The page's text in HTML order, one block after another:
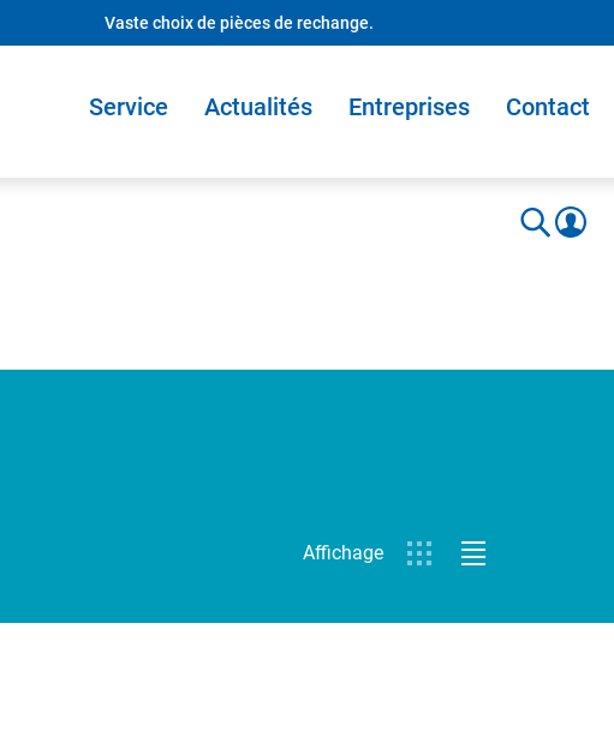
Vaste choix de pièces de rechange.
Service Actualités Entreprises Contact
Affichage